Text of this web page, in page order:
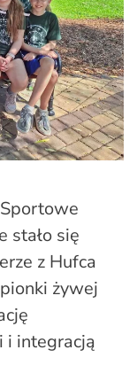
stało się
z Hufca
żywej
i integracją